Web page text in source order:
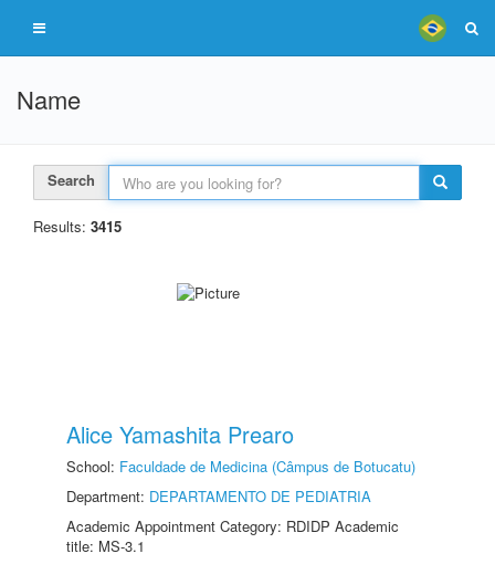
Name
Search
Results: 3415
Alice Yamashita Prearo
School: Faculdade de Medicina (Câmpus de Botucatu)
Department: DEPARTAMENTO DE PEDIATRIA
Academic Appointment Category: RDIDP Academic
title: MS-3.1